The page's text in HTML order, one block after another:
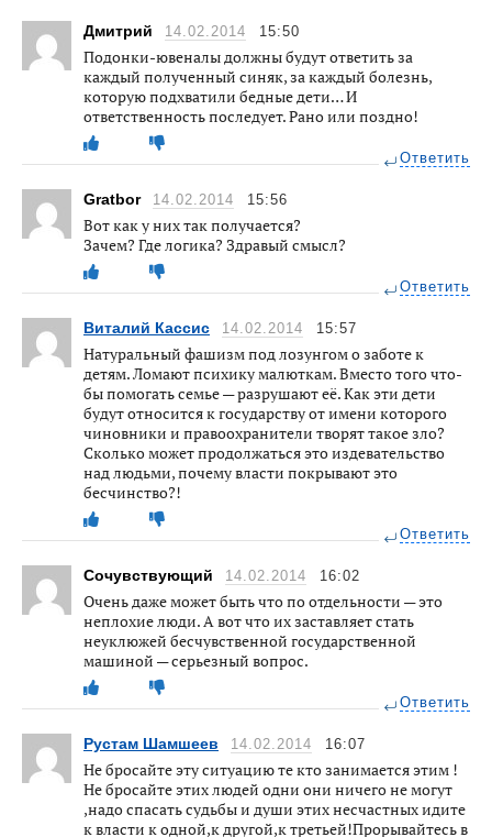
Дмитрий 14.02.2014 15:50
Подонки-ювеналы должны будут ответить за
каждый полученный синяк, за каждый болезнь,
которую подхватили бедные дети… И
ответственность последует. Рано или поздно!
Ответить
Gratbor 14.02.2014 15:56
Вот как у них так получается?
Зачем? Где логика? Здравый смысл?
Ответить
Виталий Кассис 14.02.2014 15:57
Натуральный фашизм под лозунгом о заботе к
детям. Ломают психику малюткам. Вместо того что-
бы помогать семье — разрушают её. Как эти дети
будут относится к государству от имени которого
чиновники и правоохранители творят такое зло?
Сколько может продолжаться это издевательство
над людьми, почему власти покрывают это
бесчинство?!
Ответить
Сочувствующий 14.02.2014 16:02
Очень даже может быть что по отдельности — это
неплохие люди. А вот что их заставляет стать
неуклюжей бесчувственной государственной
машиной — серьезный вопрос.
Ответить
Рустам Шамшеев 14.02.2014 16:07
Не бросайте эту ситуацию те кто занимается этим !
Не бросайте этих людей одни они ничего не могут
,надо спасать судьбы и души этих несчастных идите
к власти к одной,к другой,к третьей!Прорывайтесь в